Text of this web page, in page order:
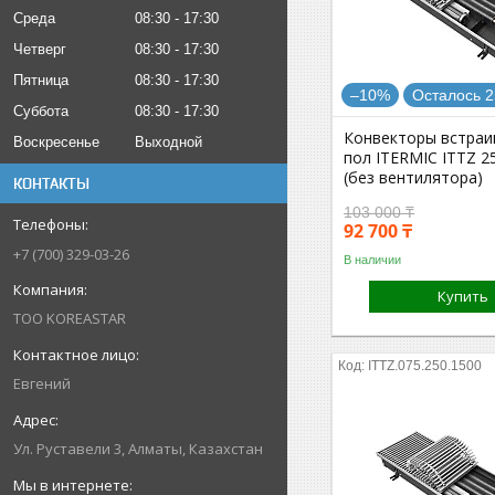
Среда 08:30
17:30
Четверг
08:30
17:30
Пятница
08:30
17:30
Суббота
08:30
17:30
Воскресенье
Выходной
КОНТАКТЫ
+7 (700) 329-03-26
ТОО KOREASTAR
Евгений
Ул. Руставели 3, Алматы, Казахстан
–10% Осталось
Конвекторы
пол ITERMIC ITTZ
(без вентилятора)
103 000 ₸
92 700 ₸
В наличии
Купить
ITTZ.075.250.1500